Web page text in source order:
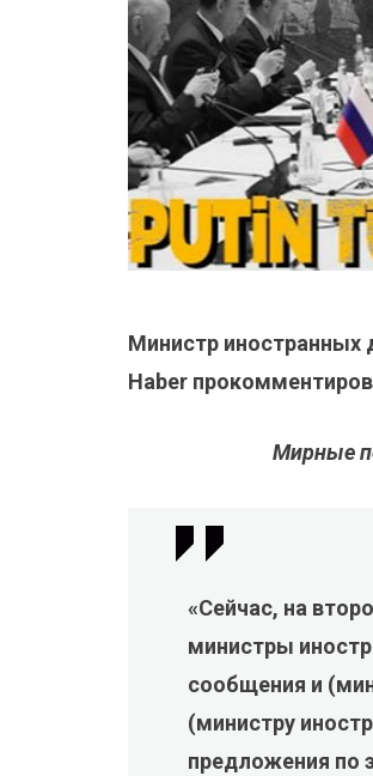
Министр иностранных
Haber
Мирные
«Сейчас, на
министры
сообщения и
(министру
предложения по